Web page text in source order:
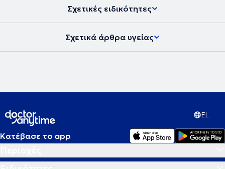
Σχετικές ειδικότητες
Σχετικά άρθρα υγείας
EL
Κατέβασε το app